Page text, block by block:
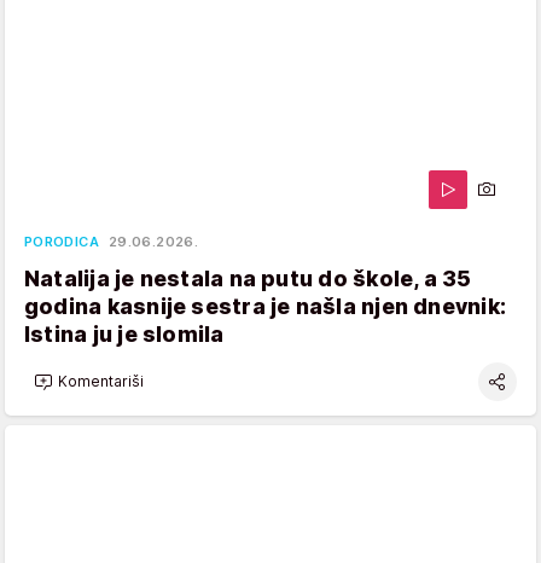
PORODICA 29.06.2026.
Natalija je nestala na putu do škole, a 35
godina kasnije sestra je našla njen dnevnik:
Istina ju je slomila
Komentariši